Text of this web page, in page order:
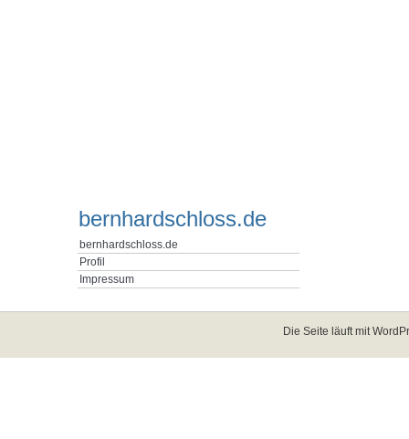
bernhardschloss.de
bernhardschloss.de
Profil
Impressum
Die Seite läuft mit